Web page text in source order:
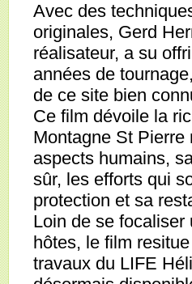
Avec des
originales, Gerd
réalisateur, a su
années de
de ce site bien
Ce film dévoile la
Montagne St
aspects humains,
sûr, les efforts qui
protection et sa
Loin de se
hôtes, le film
travaux du LIFE